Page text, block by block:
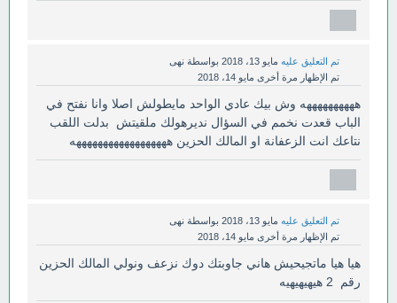
تم التعليق عليه مايو 13، 2018 بواسطة نهى
تم الإظهار مرة أخرى مايو 14، 2018
ههههههههههه وش بيك عادي الواحد مايطولش اصلا وانا نفتح في
الباب قعدت نخمم في السؤال نديرهولك ملقيتش بدلت اللقب
نتاعك انت الزعفانة او المالك الحزين ههههههههههههههههههه
تم التعليق عليه مايو 13، 2018 بواسطة نهى
تم الإظهار مرة أخرى مايو 14، 2018
هيا هيا ماتجيحيش هاني جاوبتك دوك نزعف ونولي المالك الحزين
رقم 2 هيهيهيهيه